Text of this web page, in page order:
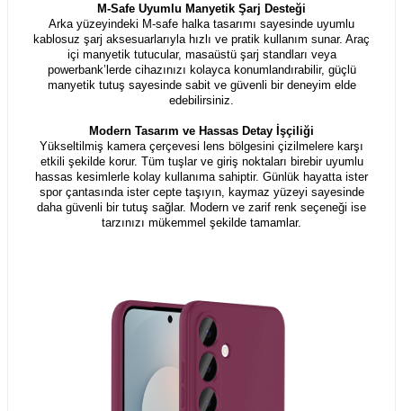
M-Safe Uyumlu Manyetik Şarj Desteği
Arka yüzeyindeki M-safe halka tasarımı sayesinde uyumlu
kablosuz şarj aksesuarlarıyla hızlı ve pratik kullanım sunar. Araç
içi manyetik tutucular, masaüstü şarj standları veya
powerbank’lerde cihazınızı kolayca konumlandırabilir, güçlü
manyetik tutuş sayesinde sabit ve güvenli bir deneyim elde
edebilirsiniz.
Modern Tasarım ve Hassas Detay İşçiliği
Yükseltilmiş kamera çerçevesi lens bölgesini çizilmelere karşı
etkili şekilde korur. Tüm tuşlar ve giriş noktaları birebir uyumlu
hassas kesimlerle kolay kullanıma sahiptir. Günlük hayatta ister
spor çantasında ister cepte taşıyın, kaymaz yüzeyi sayesinde
daha güvenli bir tutuş sağlar. Modern ve zarif renk seçeneği ise
tarzınızı mükemmel şekilde tamamlar.